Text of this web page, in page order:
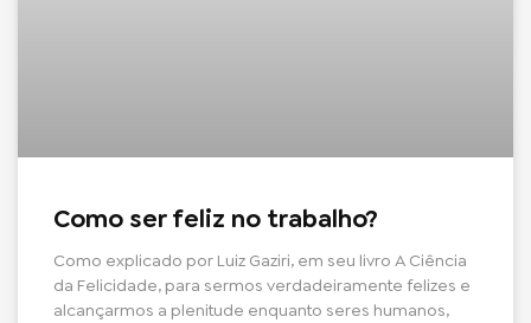
Como ser feliz no trabalho?
Como explicado por Luiz Gaziri, em seu livro A Ciência
da Felicidade, para sermos verdadeiramente felizes e
alcançarmos a plenitude enquanto seres humanos,